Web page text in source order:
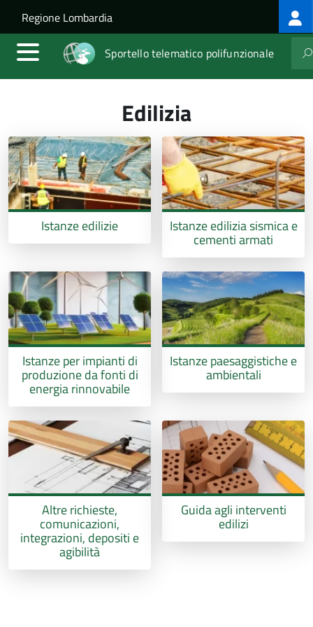
Salta al contenuto principale
Skip to site navigation
Regione Lombardia
Sportello telematico polifunzionale
Edilizia
Istanze edilizie Istanze edilizia sismica e
cementi armati
Istanze per impianti di
produzione da fonti di
energia rinnovabile
Istanze paesaggistiche e
ambientali
Altre richieste,
comunicazioni,
integrazioni, depositi e
agibilità
Guida agli interventi
edilizi